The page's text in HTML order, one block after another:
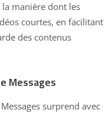
manière dont les
courtes, en facilitant
des contenus
Messages
surprend avec